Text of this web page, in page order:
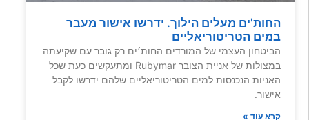
החות'ים מעלים הילוך. ידרשו אישור מעבר
במים הטריטוריאליים
הביטחון העצמי של המורדים החות׳ים רק גובר עם שקיעתה
במצולות של אניית הצובר Rubymar ומתעקשים כעת שכל
האניות הנכנסות למים הטריטוריאליים שלהם ידרשו לקבל
אישור.
קרא עוד »